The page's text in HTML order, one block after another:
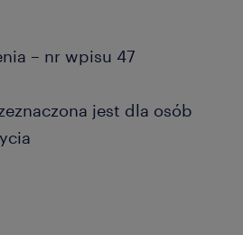
– nr wpisu 47
jest dla osób